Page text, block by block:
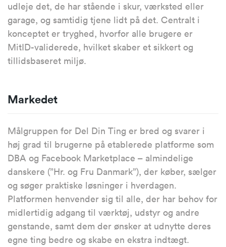
udleje det, de har stående i skur, værksted eller
garage, og samtidig tjene lidt på det. Centralt i
konceptet er tryghed, hvorfor alle brugere er
MitID-validerede, hvilket skaber et sikkert og
tillidsbaseret miljø.
Markedet
Målgruppen for Del Din Ting er bred og svarer i
høj grad til brugerne på etablerede platforme som
DBA og Facebook Marketplace – almindelige
danskere (”Hr. og Fru Danmark”), der køber, sælger
og søger praktiske løsninger i hverdagen.
Platformen henvender sig til alle, der har behov for
midlertidig adgang til værktøj, udstyr og andre
genstande, samt dem der ønsker at udnytte deres
egne ting bedre og skabe en ekstra indtægt.